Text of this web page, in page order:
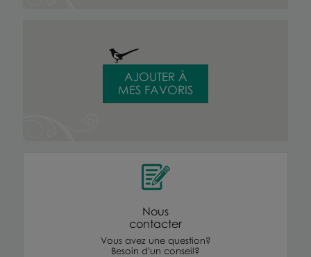
AJOUTER À
MES FAVORIS
Nous
contacter
Vous avez une question?
Besoin d'un conseil?